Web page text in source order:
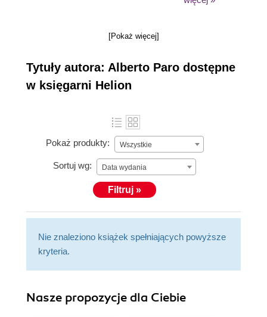
art big data software. A lot of his time is spent
NoSQL data stores, and related technologies.
[Pokaż więcej]
Tytuły autora: Alberto Paro dostępne
w księgarni Helion
Pokaż produkty: Wszystkie
Sortuj wg: Data wydania
Filtruj »
Nie znaleziono książek spełniających powyższe
kryteria.
Nasze propozycje dla Ciebie